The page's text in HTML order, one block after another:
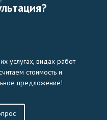
услугах, видах работ
стоимость и
предложение!